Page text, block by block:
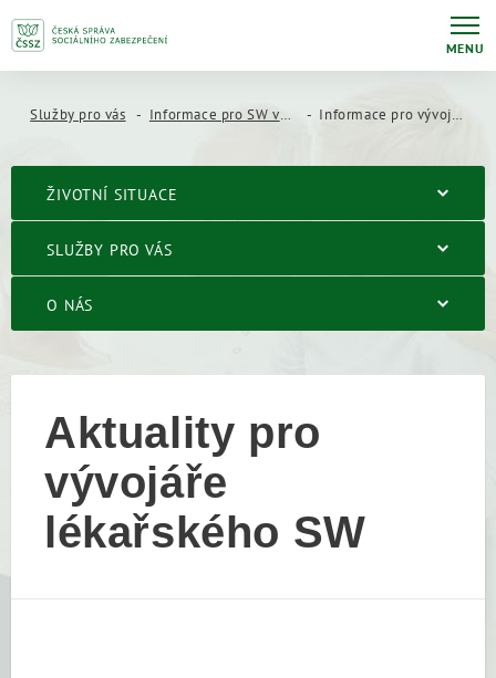
MENU
Služby pro vás Informace pro SW vývojáře Informace pro vývojáře lékařského SW
ŽIVOTNÍ SITUACE
SLUŽBY PRO VÁS
O NÁS
Aktuality pro
vývojáře
lékařského SW